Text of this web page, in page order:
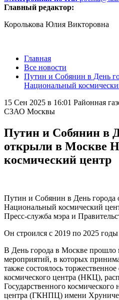
Главный редактор:
Королькова Юлия Викторовна
Главная
Все новости
Путин и Собянин в День
Национальный
15 Сен 2025 в 16:01 Районная
СЗАО Москвы
Путин и Собянин в
открыли в Москве
космический центр
Путин и Собянин в День города
Национальный космический
Пресс-служба мэра и
Он строился с 2019 по 2025 годы
В День города в Москве прошло
мероприятий, в которых
также состоялось
космического центра (НКЦ),
Государственного космического
центра (ГКНПЦ) имени